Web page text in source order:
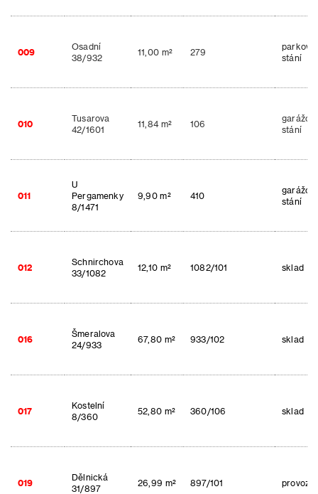
009
Osadní
38/932
11,00 m² 279
stání
010
Tusarova
42/1601
11,84 m² 106
stání
011
U
Pergamenky
8/1471
9,90 m² 410
stání
012
Schnirchova
33/1082
12,10 m² 1082/101 sklad
016
Šmeralova
24/933
67,80 m² 933/102 sklad
017
Kostelní
8/360
52,80 m² 360/106 sklad
019
Dělnická
31/897
26,99 m² 897/101